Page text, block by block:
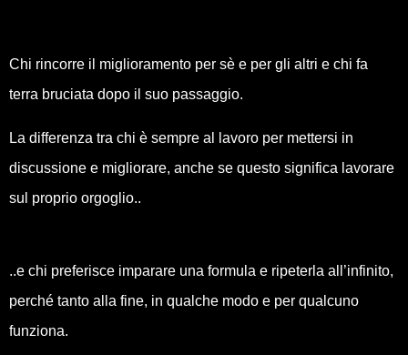
Chi rincorre il miglioramento per sè e per gli altri e chi fa
terra bruciata dopo il suo passaggio.
La differenza tra chi è sempre al lavoro per mettersi in
discussione e migliorare, anche se questo significa lavorare
sul proprio orgoglio..
..e chi preferisce imparare una formula e ripeterla all’infinito,
perché tanto alla fine, in qualche modo e per qualcuno
funziona.